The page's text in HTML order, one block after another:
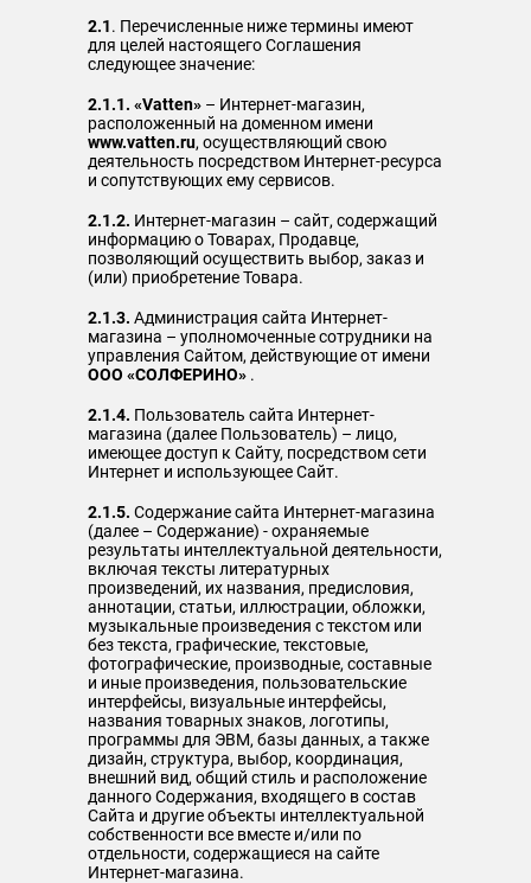
2.1. Перечисленные ниже термины имеют
для целей настоящего Соглашения
следующее значение:
2.1.1. «Vatten» – Интернет-магазин,
расположенный на доменном имени
www.vatten.ru, осуществляющий свою
деятельность посредством Интернет-ресурса
и сопутствующих ему сервисов.
2.1.2. Интернет-магазин – сайт, содержащий
информацию о Товарах, Продавце,
позволяющий осуществить выбор, заказ и
(или) приобретение Товара.
2.1.3. Администрация сайта Интернет-
магазина – уполномоченные сотрудники на
управления Сайтом, действующие от имени
ООО «СОЛФЕРИНО» .
2.1.4. Пользователь сайта Интернет-
магазина (далее Пользователь) – лицо,
имеющее доступ к Сайту, посредством сети
Интернет и использующее Сайт.
2.1.5. Содержание сайта Интернет-магазина
(далее – Содержание) - охраняемые
результаты интеллектуальной деятельности,
включая тексты литературных
произведений, их названия, предисловия,
аннотации, статьи, иллюстрации, обложки,
музыкальные произведения с текстом или
без текста, графические, текстовые,
фотографические, производные, составные
и иные произведения, пользовательские
интерфейсы, визуальные интерфейсы,
названия товарных знаков, логотипы,
программы для ЭВМ, базы данных, а также
дизайн, структура, выбор, координация,
внешний вид, общий стиль и расположение
данного Содержания, входящего в состав
Сайта и другие объекты интеллектуальной
собственности все вместе и/или по
отдельности, содержащиеся на сайте
Интернет-магазина.